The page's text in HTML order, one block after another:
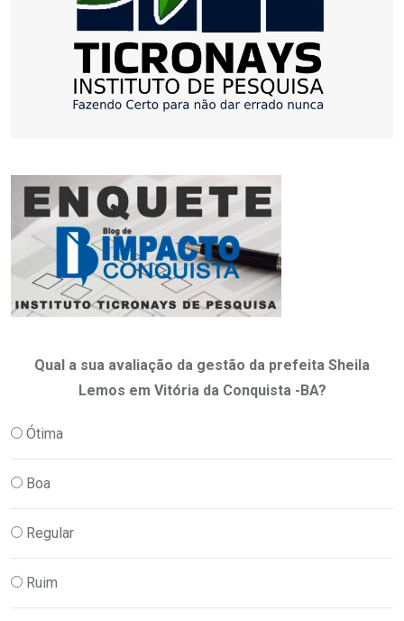
Qual a sua avaliação da gestão da prefeita Sheila
Lemos em Vitória da Conquista -BA?
Ótima
Boa
Regular
Ruim